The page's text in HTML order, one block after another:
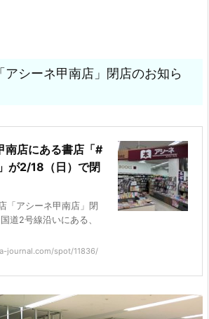
「アシーネ甲南店」閉店のお知ら
南店にある書店「#
が2/18（日）で閉
「アシーネ甲南店」閉
道2号線沿いにある、
journal.com/spot/11836/